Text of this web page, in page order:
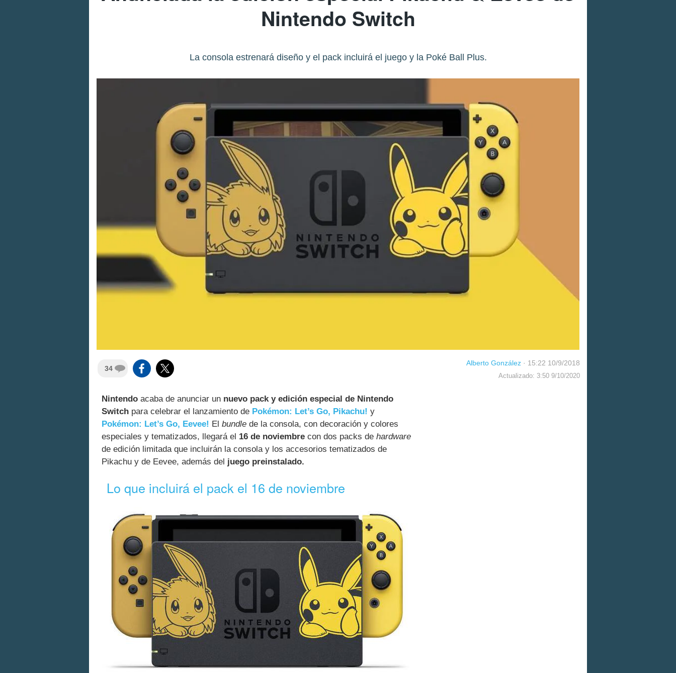
Nintendo Switch
La consola estrenará diseño y el pack incluirá el juego y la Poké Ball Plus.
34
Alberto González · 15:22 10/9/2018
Actualizado: 3:50 9/10/2020
Nintendo acaba de anunciar un nuevo pack y edición especial de Nintendo
Switch para celebrar el lanzamiento de Pokémon: Let’s Go, Pikachu! y
Pokémon: Let’s Go, Eevee! El bundle de la consola, con decoración y colores
especiales y tematizados, llegará el 16 de noviembre con dos packs de hardware
de edición limitada que incluirán la consola y los accesorios tematizados de
Pikachu y de Eevee, además del juego preinstalado.
Lo que incluirá el pack el 16 de noviembre